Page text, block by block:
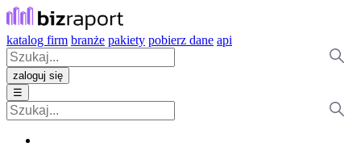
katalog firm branże pakiety pobierz dane api
zaloguj się
☰